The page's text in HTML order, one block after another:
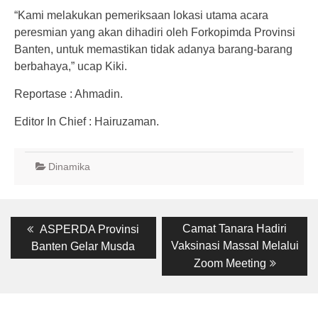
“Kami melakukan pemeriksaan lokasi utama acara
peresmian yang akan dihadiri oleh Forkopimda Provinsi
Banten, untuk memastikan tidak adanya barang-barang
berbahaya,” ucap Kiki.
Reportase : Ahmadin.
Editor In Chief : Hairuzaman.
Dinamika
Post
navigation
Previous
post:
ASPERDA Provinsi
Banten Gelar Musda
Next
post:
Camat Tanara Hadiri
Vaksinasi Massal Melalui
Zoom Meeting